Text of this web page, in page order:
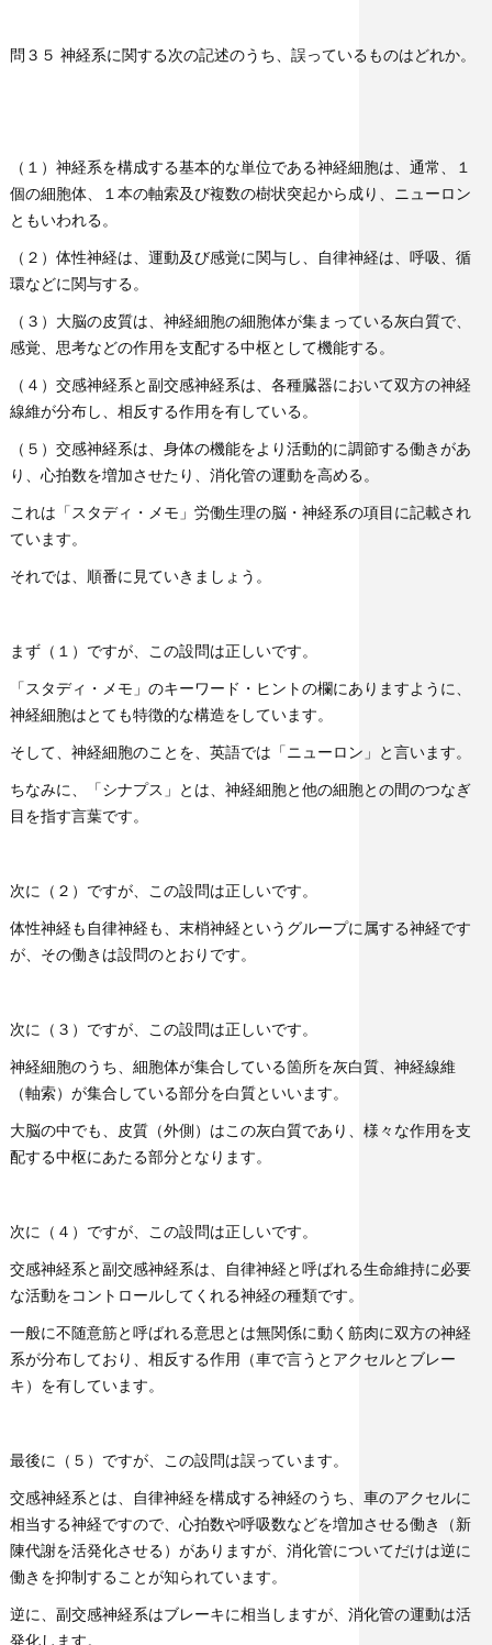
問３５ 神経系に関する次の記述のうち、誤っているものはどれか。
（１）神経系を構成する基本的な単位である神経細胞は、通常、１
個の細胞体、１本の軸索及び複数の樹状突起から成り、ニューロン
ともいわれる。
（２）体性神経は、運動及び感覚に関与し、自律神経は、呼吸、循
環などに関与する。
（３）大脳の皮質は、神経細胞の細胞体が集まっている灰白質で、
感覚、思考などの作用を支配する中枢として機能する。
（４）交感神経系と副交感神経系は、各種臓器において双方の神経
線維が分布し、相反する作用を有している。
（５）交感神経系は、身体の機能をより活動的に調節する働きがあ
り、心拍数を増加させたり、消化管の運動を高める。
これは「スタディ・メモ」労働生理の脳・神経系の項目に記載され
ています。
それでは、順番に見ていきましょう。
まず（１）ですが、この設問は正しいです。
「スタディ・メモ」のキーワード・ヒントの欄にありますように、
神経細胞はとても特徴的な構造をしています。
そして、神経細胞のことを、英語では「ニューロン」と言います。
ちなみに、「シナプス」とは、神経細胞と他の細胞との間のつなぎ
目を指す言葉です。
次に（２）ですが、この設問は正しいです。
体性神経も自律神経も、末梢神経というグループに属する神経です
が、その働きは設問のとおりです。
次に（３）ですが、この設問は正しいです。
神経細胞のうち、細胞体が集合している箇所を灰白質、神経線維
（軸索）が集合している部分を白質といいます。
大脳の中でも、皮質（外側）はこの灰白質であり、様々な作用を支
配する中枢にあたる部分となります。
次に（４）ですが、この設問は正しいです。
交感神経系と副交感神経系は、自律神経と呼ばれる生命維持に必要
な活動をコントロールしてくれる神経の種類です。
一般に不随意筋と呼ばれる意思とは無関係に動く筋肉に双方の神経
系が分布しており、相反する作用（車で言うとアクセルとブレー
キ）を有しています。
最後に（５）ですが、この設問は誤っています。
交感神経系とは、自律神経を構成する神経のうち、車のアクセルに
相当する神経ですので、心拍数や呼吸数などを増加させる働き（新
陳代謝を活発化させる）がありますが、消化管についてだけは逆に
働きを抑制することが知られています。
逆に、副交感神経系はブレーキに相当しますが、消化管の運動は活
発化します。